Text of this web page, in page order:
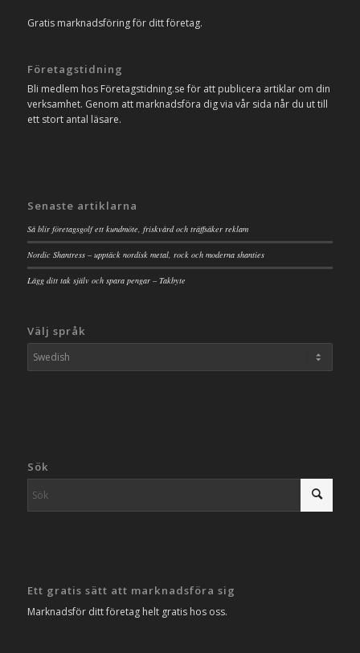
Gratis marknadsföring för ditt företag.
Företagstidning
Bli medlem hos Företagstidning.se för att publicera artiklar om din
verksamhet. Genom att marknadsföra dig via vår sida når du ut till
ett stort antal läsare.
Senaste artiklarna
Så blir företagsgolf ett kundmöte, friskvård och träffsäker reklam
Nordic Shantress – upptäck nordisk metal, rock och moderna shanties
Lägg ditt tak själv och spara pengar – Takbyte
Välj språk
Sök
Ett gratis sätt att marknadsföra sig
Marknadsför ditt företag helt gratis hos oss.